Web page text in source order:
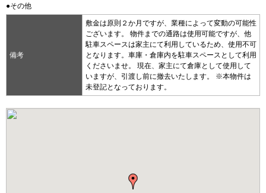
●その他
備考
敷金は原則２か月ですが、業種によって変動の可能性
ございます。 物件までの通路は使用可能ですが、他
駐車スペースは家主にて利用しているため、使用不可
となります。車庫・倉庫内を駐車スペースとして利用
くださいませ。 現在、家主にて倉庫として使用して
いますが、引渡し前に撤去いたします。 ※本物件は
未登記となっております。